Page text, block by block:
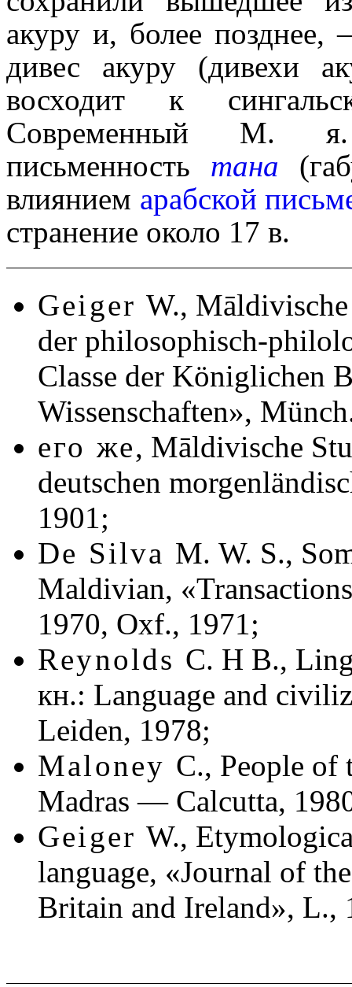
акуру и, более позд­нее,
дивес акуру (дивехи
восходит к
Современный М. я.
письменность тана
влиянием арабской
стра­не­ние около 17 в.
GeigerW.,
der philosophisch-
Classe der Königlichen
Wissenschaften»,
его же, Māldivische
deutschen
1901;
De Silva M. W. S.,
Maldivian,
1970, Oxf., 1971;
Reynolds C. H B.,
кн.: Language and
Leiden, 1978;
Maloney C., People
Madras — Calcutta,
GeigerW.,
language, «Journal of
Britain and Ireland», L.,